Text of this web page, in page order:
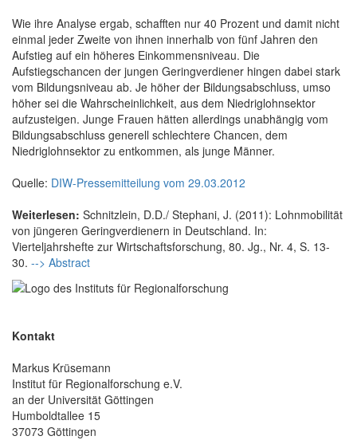
Wie ihre Analyse ergab, schafften nur 40 Prozent und damit nicht
einmal jeder Zweite von ihnen innerhalb von fünf Jahren den
Aufstieg auf ein höheres Einkommensniveau. Die
Aufstiegschancen der jungen Geringverdiener hingen dabei stark
vom Bildungsniveau ab. Je höher der Bildungsabschluss, umso
höher sei die Wahrscheinlichkeit, aus dem Niedriglohnsektor
aufzusteigen. Junge Frauen hätten allerdings unabhängig vom
Bildungsabschluss generell schlechtere Chancen, dem
Niedriglohnsektor zu entkommen, als junge Männer.
Quelle: DIW-Pressemitteilung vom 29.03.2012
Weiterlesen: Schnitzlein, D.D./ Stephani, J. (2011): Lohnmobilität
von jüngeren Geringverdienern in Deutschland. In:
Vierteljahrshefte zur Wirtschaftsforschung, 80. Jg., Nr. 4, S. 13-
30. --> Abstract
Kontakt
Markus Krüsemann
Institut für Regionalforschung e.V.
an der Universität Göttingen
Humboldtallee 15
37073 Göttingen